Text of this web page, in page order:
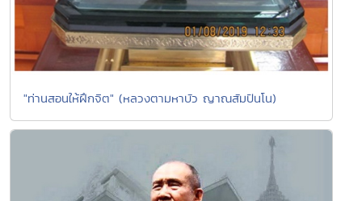
"ท่านสอนให้ฝึกจิต" (หลวงตามหาบัว ญาณสัมปันโน)